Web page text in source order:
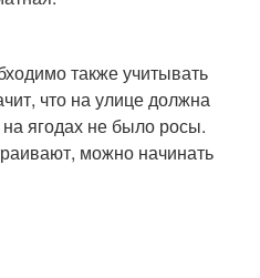
также учитывать
что на улице должна
на ягодах не было росы.
можно начинать